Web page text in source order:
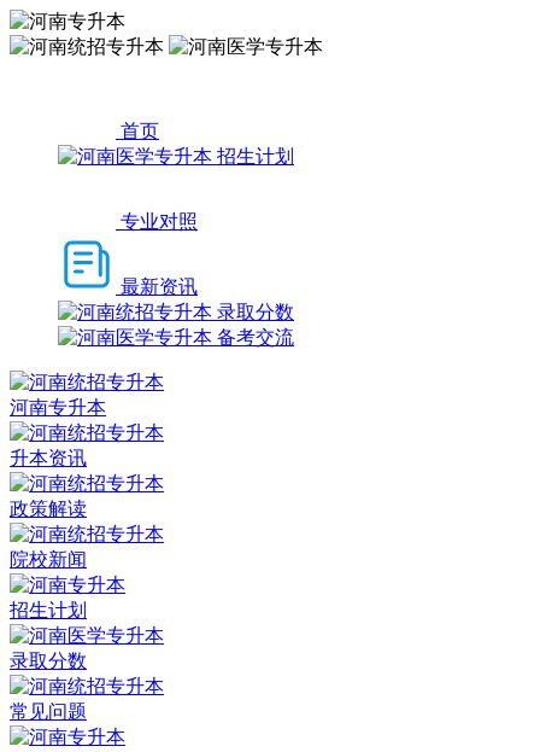
首页
招生计划
专业对照
最新资讯
录取分数
备考交流
河南专升本
升本资讯
政策解读
院校新闻
招生计划
录取分数
常见问题